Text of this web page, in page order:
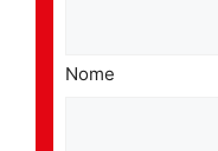
Nome